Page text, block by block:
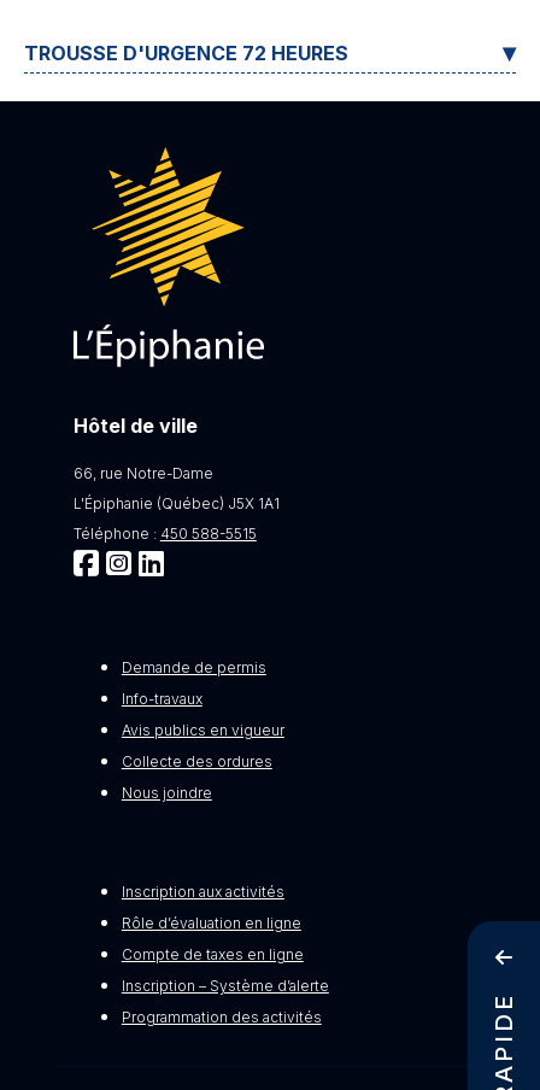
TROUSSE D'URGENCE 72 HEURES
Hôtel de ville
66, rue Notre-Dame
L'Épiphanie (Québec) J5X 1A1
Téléphone : 450 588-5515
Demande de permis
Info-travaux
Avis publics en vigueur
Collecte des ordures
Nous joindre
Inscription aux activités
Rôle d’évaluation en ligne
Compte de taxes en ligne
Inscription – Système d’alerte
Programmation des activités